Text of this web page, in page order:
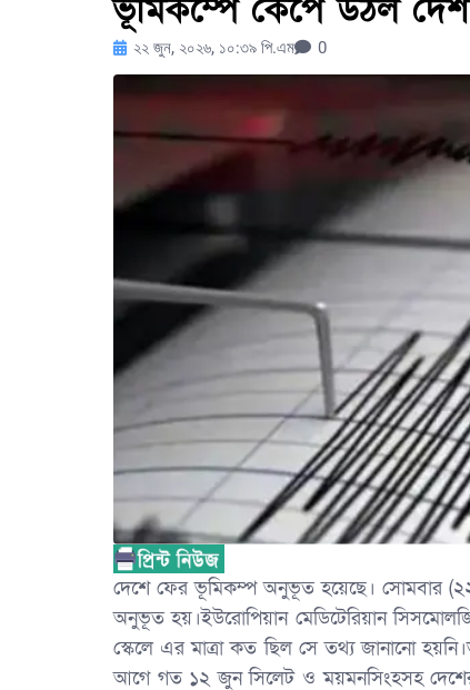
ভূমিকম্পে কেঁপে উঠল দেশ
২২ জুন, ২০২৬, ১০:৩৯ পি.এম 0
দেশে ফের ভূমিকম্প অনুভূত হয়েছে। সোমবার (২২
অনুভূত হয়।ইউরোপিয়ান মেডিটেরিয়ান
স্কেলে এর মাত্রা কত ছিল সে তথ্য জানানো
আগে গত ১২ জুন সিলেট ও ময়মনসিংহসহ